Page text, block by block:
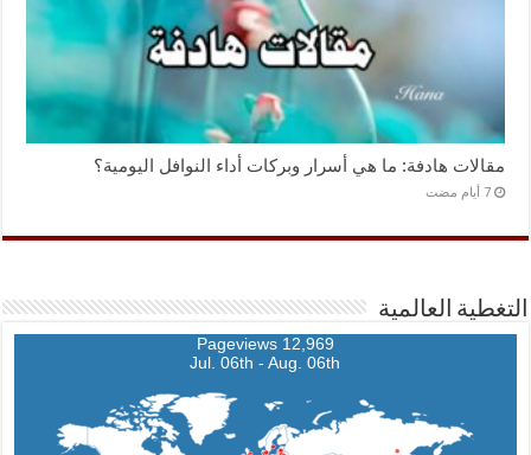
مقالات هادفة: ما هي أسرار وبركات أداء النوافل اليومية؟
‏7 أيام مضت
التغطية العالمية
12,969 Pageviews
Jul. 06th - Aug. 06th